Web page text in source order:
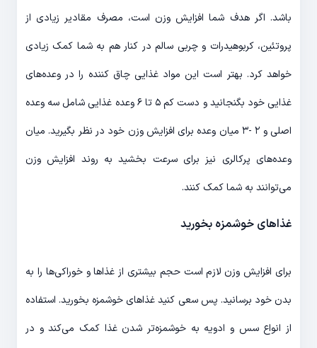
باشد. اگر هدف شما افزایش وزن است، مصرف مقادیر زیادی از
پروتئین، کربوهیدرات و چربی سالم در کنار هم به شما کمک زیادی
خواهد کرد. بهتر است این مواد غذایی چاق کننده را در وعده‌های
غذایی خود بگنجانید و دست کم ۵ تا ۶ وعده غذایی شامل سه وعده
اصلی و ۲ -۳ میان وعده برای افزایش وزن خود در نظر بگیرید. میان
وعده‌های پرکالری نیز برای سرعت بخشید به روند افزایش وزن
می‌توانند به شما کمک کنند.
غذاهای خوشمزه بخورید
برای افزایش وزن لازم است حجم بیشتری از غذاها و خوراکی‌ها را به
بدن خود برسانید. پس سعی کنید غذاهای خوشمزه بخورید. استفاده
از انواع سس و ادویه به خوشمزه‌تر شدن غذا کمک می‌کند و در